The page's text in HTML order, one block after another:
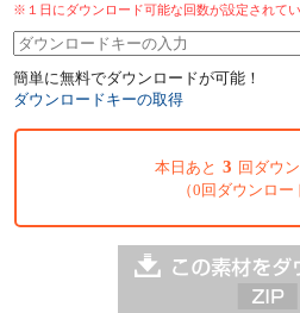
※１日にダウンロード可能な回数が設定されてい
簡単に無料でダウンロードが可能！
ダウンロードキーの取得
本日あと 3 回ダウ
（0回ダウンロー